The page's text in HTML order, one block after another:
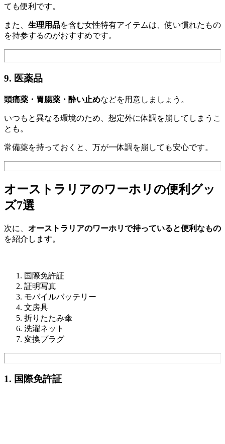
ても便利です。
また、 生理用品を含む女性特有アイテムは、使い慣れたもの
を持参するのがおすすめです。
9. 医薬品
頭痛薬・胃腸薬・酔い止めなどを用意しましょう。
いつもと異なる環境のため、想定外に体調を崩してしまうこ
とも。
常備薬を持っておくと、万が一体調を崩しても安心です。
オーストラリアのワーホリの便利グッ
ズ7選
次に、 オーストラリアのワーホリで持っていると便利なもの
を紹介します。
国際免許証
証明写真
モバイルバッテリー
文房具
折りたたみ傘
洗濯ネット
変換プラグ
1. 国際免許証